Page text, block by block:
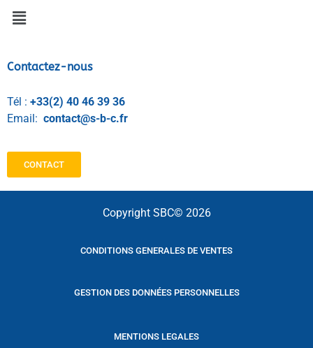
Contactez-nous
Tél : +33(2) 40 46 39 36
Email: contact@s-b-c.fr
CONTACT
Copyright SBC© 2026
CONDITIONS GENERALES DE VENTES
GESTION DES DONNÉES PERSONNELLES
MENTIONS LEGALES